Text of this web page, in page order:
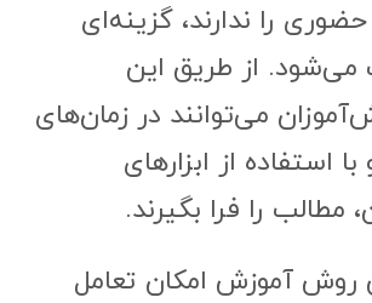
را ندارند، گزینه‌ای
از طریق این
می‌توانند در زمان‌های
استفاده از ابزارهای
مطالب را فرا بگیرند.
روش آموزش امکان تعامل